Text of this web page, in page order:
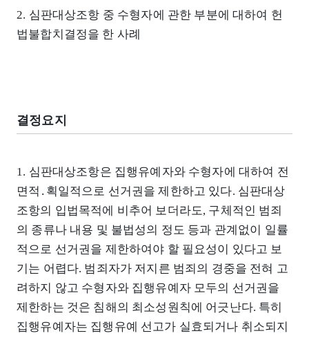
2. 심판대상조항 중 수형자에 관한 부분에 대하여 헌
법불합치결정을 한 사례
결정요지
1. 심판대상조항은 집행유예자와 수형자에 대하여 전
면적․획일적으로 선거권을 제한하고 있다. 심판대상
조항의 입법목적에 비추어 보더라도, 구체적인 범죄
의 종류나 내용 및 불법성의 정도 등과 관계없이 일률
적으로 선거권을 제한하여야 할 필요성이 있다고 보
기는 어렵다. 범죄자가 저지른 범죄의 경중을 전혀 고
려하지 않고 수형자와 집행유예자 모두의 선거권을
제한하는 것은 침해의 최소성원칙에 어긋난다. 특히
집행유예자는 집행유예 선고가 실효되거나 취소되지